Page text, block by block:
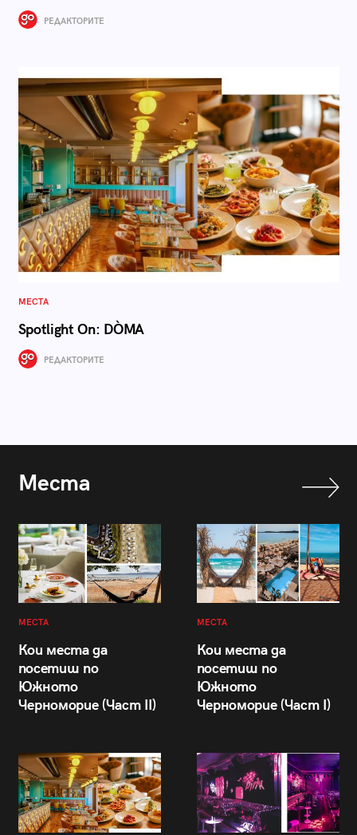
РЕДАКТОРИТЕ
МЕСТА
Spotlight On: DÒMA
РЕДАКТОРИТЕ
Места
МЕСТА
Кои места да
посетиш по
Южното
Черноморие (Част II)
МЕСТА
Кои места да
посетиш по
Южното
Черноморие (Част I)